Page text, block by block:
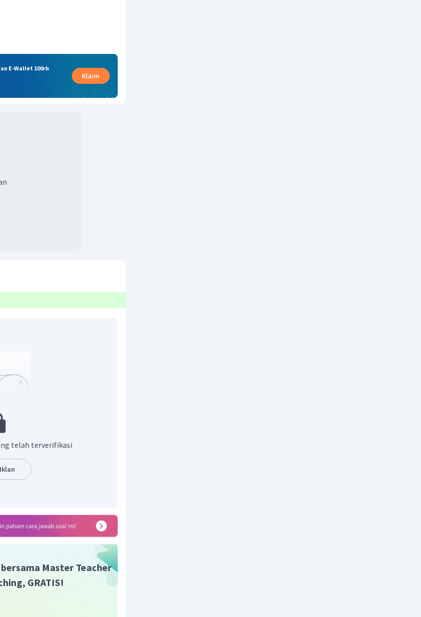
E-Wallet 100rb
Klaim
dapat ditinjau roda
sesudah diganti), dan karena
kecepatan sudutnya sama.
telah terverifikasi
Master Teacher
GRATIS!